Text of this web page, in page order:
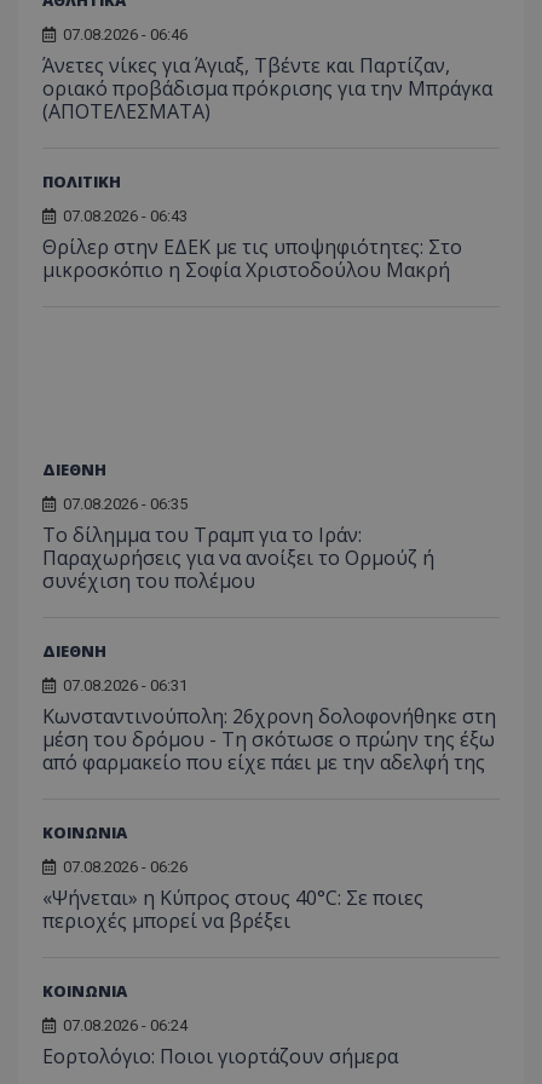
07.08.2026 - 06:46
Άνετες νίκες για Άγιαξ, Τβέντε και Παρτίζαν,
οριακό προβάδισμα πρόκρισης για την Μπράγκα
(ΑΠΟΤΕΛΕΣΜΑΤΑ)
ΠΟΛΙΤΙΚΗ
07.08.2026 - 06:43
Θρίλερ στην ΕΔΕΚ με τις υποψηφιότητες: Στο
μικροσκόπιο η Σοφία Χριστοδούλου Μακρή
ΔΙΕΘΝΗ
07.08.2026 - 06:35
Το δίλημμα του Τραμπ για το Ιράν:
Παραχωρήσεις για να ανοίξει το Ορμούζ ή
συνέχιση του πολέμου
ΔΙΕΘΝΗ
07.08.2026 - 06:31
Κωνσταντινούπολη: 26χρονη δολοφονήθηκε στη
μέση του δρόμου - Τη σκότωσε ο πρώην της έξω
από φαρμακείο που είχε πάει με την αδελφή της
ΚΟΙΝΩΝΙΑ
07.08.2026 - 06:26
«Ψήνεται» η Κύπρος στους 40°C: Σε ποιες
περιοχές μπορεί να βρέξει
ΚΟΙΝΩΝΙΑ
07.08.2026 - 06:24
Εορτολόγιο: Ποιοι γιορτάζουν σήμερα
VISITOR_PRIVACY_METADATA
__cf_bm